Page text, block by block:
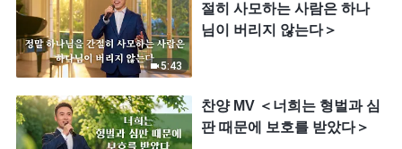
5:43
절히 사모하는 사람은 하나
님이 버리지 않는다＞
찬양 MV ＜너희는 형벌과 심
판 때문에 보호를 받았다＞